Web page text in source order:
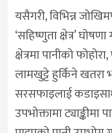
यसैगरी, विभिन्न
‘सहिष्णुता क्षेत्र’
क्षेत्रमा पानीको
लामखुट्टे हुर्किने खतरा
सरसफाइलाई
उपभोक्तामा ट्याङ्कीमा